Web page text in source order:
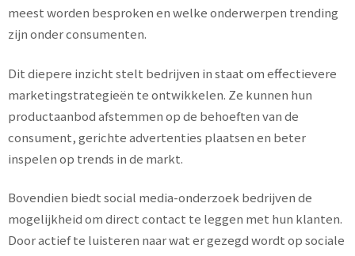
meest worden besproken en welke onderwerpen trending
zijn onder consumenten.
Dit diepere inzicht stelt bedrijven in staat om effectievere
marketingstrategieën te ontwikkelen. Ze kunnen hun
productaanbod afstemmen op de behoeften van de
consument, gerichte advertenties plaatsen en beter
inspelen op trends in de markt.
Bovendien biedt social media-onderzoek bedrijven de
mogelijkheid om direct contact te leggen met hun klanten.
Door actief te luisteren naar wat er gezegd wordt op sociale